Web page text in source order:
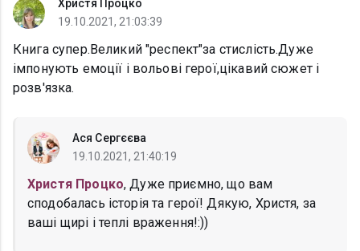
Христя Процко
19.10.2021, 21:03:39
Книга супер.Великий "респект"за стислість.Дуже
імпонують емоції і вольові герої,цікавий сюжет і
розв'язка.
Ася Сергєєва
19.10.2021, 21:40:19
Христя Процко, Дуже приємно, що вам
сподобалась історія та герої! Дякую, Христя, за
ваші щирі і теплі враження!:))